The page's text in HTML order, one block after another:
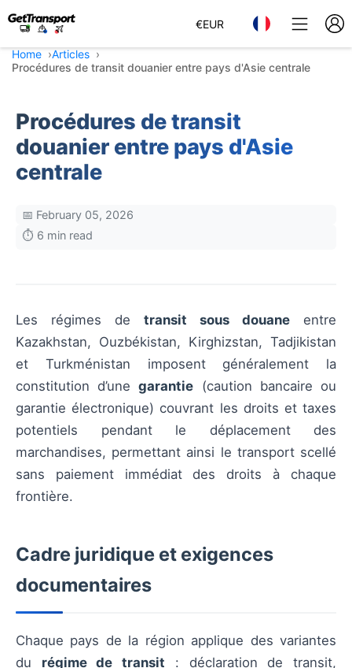
€EUR
Home
Articles
Procédures de transit douanier entre pays d'Asie centrale
Procédures de transit
douanier entre pays d'Asie
centrale
📅 February 05, 2026
⏱️ 6 min read
Les régimes de transit sous douane entre
Kazakhstan, Ouzbékistan, Kirghizstan, Tadjikistan
et Turkménistan imposent généralement la
constitution d’unegarantie (caution bancaire ou
garantie électronique) couvrant les droits et taxes
potentiels pendant le déplacement des
marchandises, permettant ainsi le transport scellé
sans paiement immédiat des droits à chaque
frontière.
Cadre juridique et exigences
documentaires
Chaque pays de la région applique des variantes
du régime de transit : déclaration de transit,